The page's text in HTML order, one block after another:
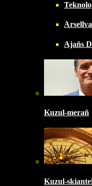
Ajañs
Kuzul-merañ
Kuzul-